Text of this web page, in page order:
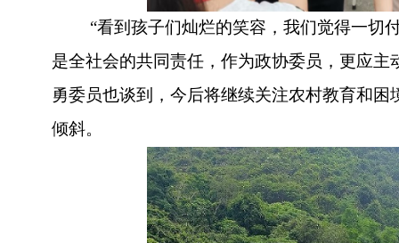
“看到孩子们灿烂的笑容，我们觉得一切
是全社会的共同责任，作为政协委员，更应
勇委员也谈到，今后将继续关注农村教育和
倾斜。